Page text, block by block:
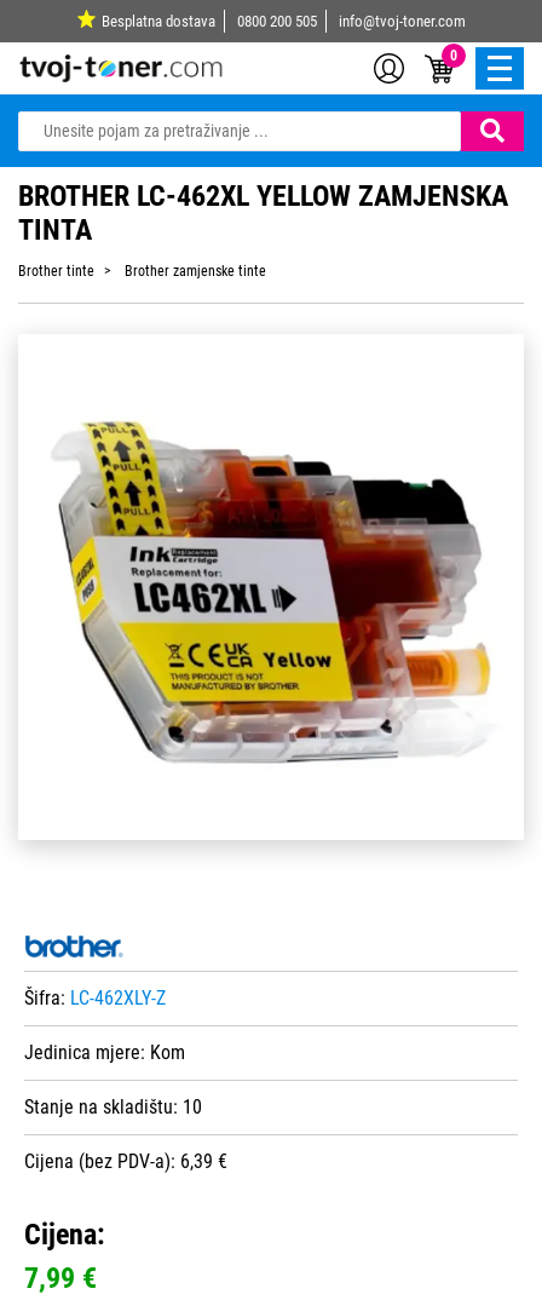
Besplatna dostava 0800 200 505 info@tvoj-toner.com
0
BROTHER LC-462XL YELLOW ZAMJENSKA
TINTA
Brother tinte Brother zamjenske tinte
Šifra: LC-462XLY-Z
Jedinica mjere: Kom
Stanje na skladištu: 10
Cijena (bez PDV-a): 6,39 €
Cijena:
7,99 €